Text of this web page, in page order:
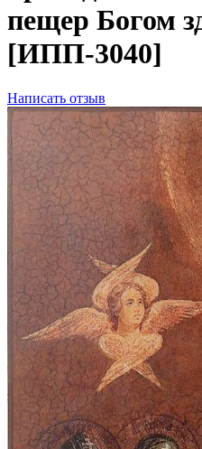
пещер Богом
[ИПП-3040]
Написать отзыв